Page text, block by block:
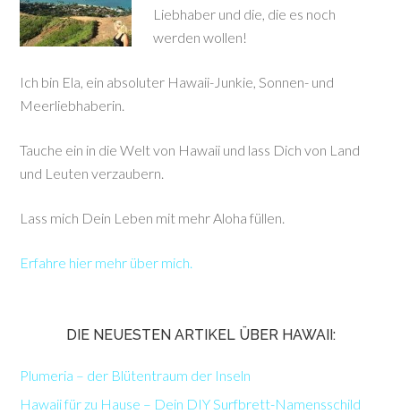
Liebhaber und die, die es noch
werden wollen!
Ich bin Ela, ein absoluter Hawaii-Junkie, Sonnen- und
Meerliebhaberin.
Tauche ein in die Welt von Hawaii und lass Dich von Land
und Leuten verzaubern.
Lass mich Dein Leben mit mehr Aloha füllen.
Erfahre hier mehr über mich.
DIE NEUESTEN ARTIKEL ÜBER HAWAII:
Plumeria – der Blütentraum der Inseln
Hawaii für zu Hause – Dein DIY Surfbrett-Namensschild